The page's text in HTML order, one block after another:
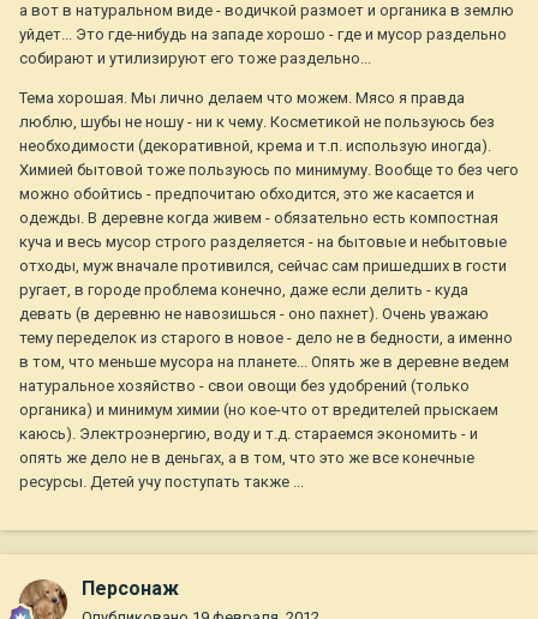
а вот в натуральном виде - водичкой размоет и органика в землю
уйдет... Это где-нибудь на западе хорошо - где и мусор раздельно
собирают и утилизируют его тоже раздельно...
Тема хорошая. Мы лично делаем что можем. Мясо я правда
люблю, шубы не ношу - ни к чему. Косметикой не пользуюсь без
необходимости (декоративной, крема и т.п. использую иногда).
Химией бытовой тоже пользуюсь по минимуму. Вообще то без чего
можно обойтись - предпочитаю обходится, это же касается и
одежды. В деревне когда живем - обязательно есть компостная
куча и весь мусор строго разделяется - на бытовые и небытовые
отходы, муж вначале противился, сейчас сам пришедших в гости
ругает, в городе проблема конечно, даже если делить - куда
девать (в деревню не навозишься - оно пахнет). Очень уважаю
тему переделок из старого в новое - дело не в бедности, а именно
в том, что меньше мусора на планете... Опять же в деревне ведем
натуральное хозяйство - свои овощи без удобрений (только
органика) и минимум химии (но кое-что от вредителей прыскаем
каюсь). Электроэнергию, воду и т.д. стараемся экономить - и
опять же дело не в деньгах, а в том, что это же все конечные
ресурсы. Детей учу поступать также ...
Персонаж